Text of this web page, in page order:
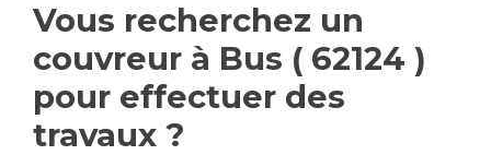
Vous recherchez un
couvreur à Bus ( 62124 )
pour effectuer des
travaux ?